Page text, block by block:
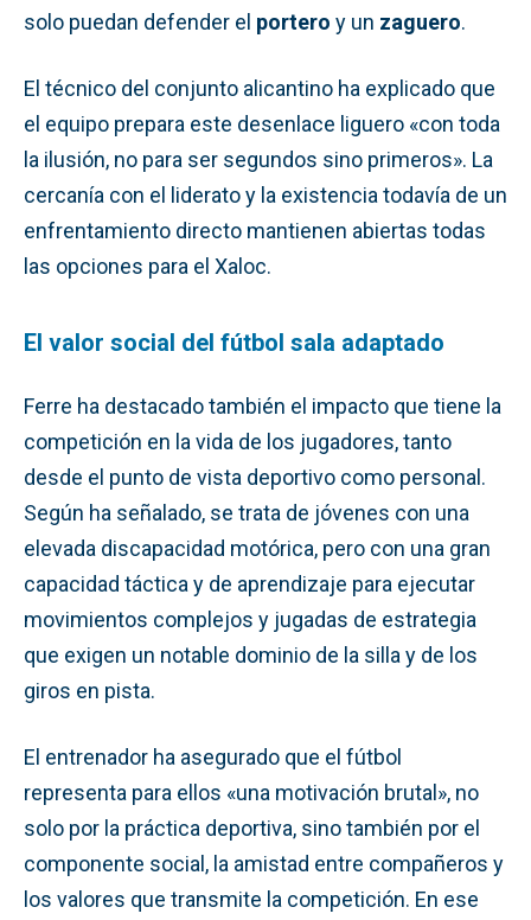
solo puedan defender el portero y un zaguero.
El técnico del conjunto alicantino ha explicado que
el equipo prepara este desenlace liguero «con toda
la ilusión, no para ser segundos sino primeros». La
cercanía con el liderato y la existencia todavía de un
enfrentamiento directo mantienen abiertas todas
las opciones para el Xaloc.
El valor social del fútbol sala adaptado
Ferre ha destacado también el impacto que tiene la
competición en la vida de los jugadores, tanto
desde el punto de vista deportivo como personal.
Según ha señalado, se trata de jóvenes con una
elevada discapacidad motórica, pero con una gran
capacidad táctica y de aprendizaje para ejecutar
movimientos complejos y jugadas de estrategia
que exigen un notable dominio de la silla y de los
giros en pista.
El entrenador ha asegurado que el fútbol
representa para ellos «una motivación brutal», no
solo por la práctica deportiva, sino también por el
componente social, la amistad entre compañeros y
los valores que transmite la competición. En ese